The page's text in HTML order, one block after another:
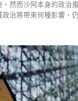
，然而沙阿本身的政治
治將帶來何種影響，